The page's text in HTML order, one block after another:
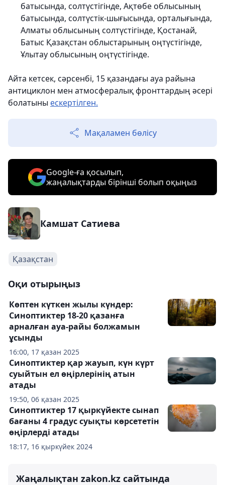
батысында, солтүстігінде, Ақтөбе облысының
батысында, солтүстік-шығысында, орталығында,
Алматы облысының солтүстігінде, Қостанай,
Батыс Қазақстан облыстарының оңтүстігінде,
Ұлытау облысының оңтүстігінде.
Айта кетсек, сәрсенбі, 15 қазандағы ауа райына
антициклон мен атмосфералық фронттардың әсері
болатыны ескертілген.
Мақаламен бөлісу
Google-ға қосылып,
жаңалықтарды бірінші болып оқыңыз
Камшат Сатиева
Қазақстан
Оқи отырыңыз
16:00, 17 қазан 2025
Көптен күткен жылы күндер:
Синоптиктер 18-20 қазанға
арналған ауа-райы болжамын
ұсынды
19:50, 06 қазан 2025
Синоптиктер қар жауып, күн күрт
суыйтын ел өңірлерінің атын
атады
18:17, 16 қыркүйек 2024
Синоптиктер 17 қыркүйекте сынап
бағаны 4 градус суықты көрсететін
өңірлерді атады
Жаңалықтан zakon.kz сайтында